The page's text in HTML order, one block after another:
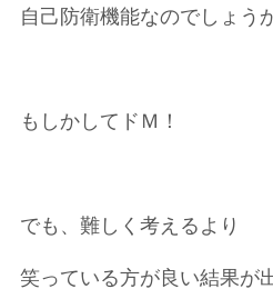
自己防衛機能なのでしょう
もしかしてドＭ！
でも、難しく考えるより
笑っている方が良い結果が